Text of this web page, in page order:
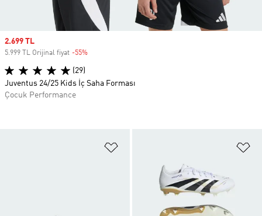
Sale price
2.699 TL
5.999 TL Orijinal fiyat -55%
(29)
Juventus 24/25 Kids İç Saha Forması
Çocuk Performance